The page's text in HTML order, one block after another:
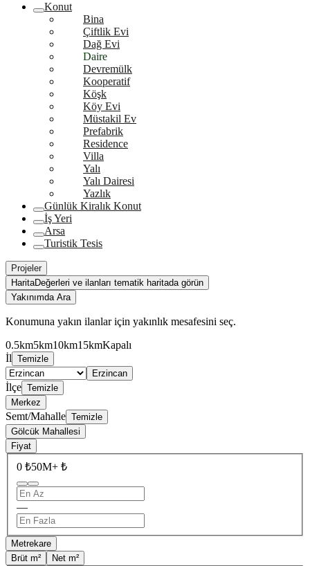
Konut
Bina
Çiftlik Evi
Dağ Evi
Daire
Devremülk
Kooperatif
Köşk
Köy Evi
Müstakil Ev
Prefabrik
Residence
Villa
Yalı
Yalı Dairesi
Yazlık
Günlük Kiralık Konut
İş Yeri
Arsa
Turistik Tesis
Projeler
HaritaDeğerleri ve ilanları tematik haritada görün
Yakınımda Ara
Konumuna yakın ilanlar için yakınlık mesafesini seç.
0.5km5km10km15kmKapalı
İl Temizle
Erzincan
İlçe Temizle
Merkez
Semt/Mahalle Temizle
Gölcük Mahallesi
Fiyat
0 ₺50M+ ₺
—
Metrekare
Brüt m²
Net m²